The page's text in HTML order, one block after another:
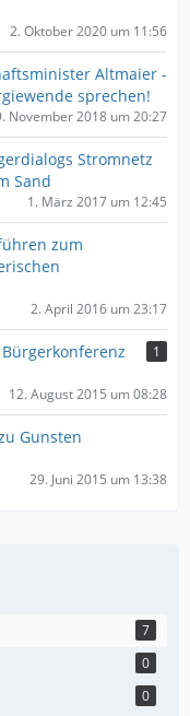
2. Oktober 2020 um 11:56
Altmaier -
sprechen!
November 2018 um 20:27
Stromnetz
Sand
1. März 2017 um 12:45
zum
2. April 2016 um 23:17
1
12. August 2015 um 08:28
Gunsten
29. Juni 2015 um 13:38
7
0
0